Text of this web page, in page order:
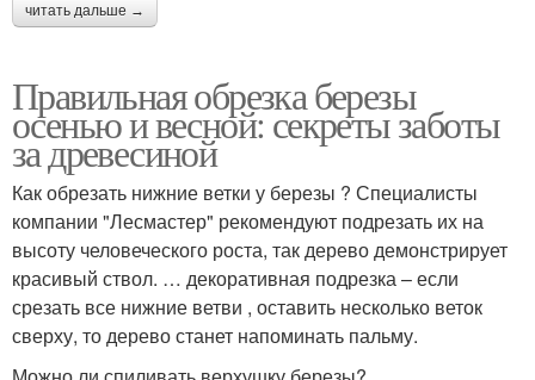
читать дальше →
Правильная обрезка березы
осенью и весной: секреты заботы
за древесиной
Как обрезать нижние ветки у березы ? Специалисты
компании "Лесмастер" рекомендуют подрезать их на
высоту человеческого роста, так дерево демонстрирует
красивый ствол. … декоративная подрезка – если
срезать все нижние ветви , оставить несколько веток
сверху, то дерево станет напоминать пальму.